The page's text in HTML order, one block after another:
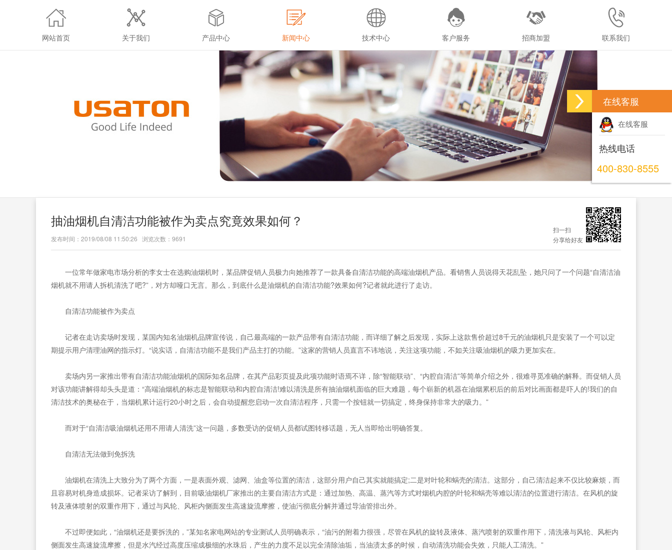
网站首页 关于我们 产品中心 新闻中心 技术中心 客户服务 招商加盟 联系我们
抽油烟机自清洁功能被作为卖点究竟效果如何？
发布时间：2019/08/08 11:50:26 浏览次数：9691
扫一扫
分享给好友
一位常年做家电市场分析的李女士在选购油烟机时，某品牌促销人员极力向她推荐了一款具备自清洁功能的高端油烟机产品。看销售人员说得天花乱坠，她只问了一个问题“自清洁油
烟机就不用请人拆机清洗了吧?”，对方却哑口无言。那么，到底什么是油烟机的自清洁功能?效果如何?记者就此进行了走访。
自清洁功能被作为卖点
记者在走访卖场时发现，某国内知名油烟机品牌宣传说，自己最高端的一款产品带有自清洁功能，而详细了解之后发现，实际上这款售价超过8千元的油烟机只是安装了一个可以定
期提示用户清理油网的指示灯。“说实话，自清洁功能不是我们产品主打的功能。”这家的营销人员直言不讳地说，关注这项功能，不如关注吸油烟机的吸力更加实在。
卖场内另一家推出带有自清洁功能油烟机的国际知名品牌，在其产品彩页提及此项功能时语焉不详，除“智能联动”、“内腔自清洁”等简单介绍之外，很难寻觅准确的解释。而促销人员
对该功能讲解得却头头是道：“高端油烟机的标志是智能联动和内腔自清洁!难以清洗是所有抽油烟机面临的巨大难题，每个崭新的机器在油烟累积后的前后对比画面都是吓人的!我们的自
清洁技术的奥秘在于，当烟机累计运行20小时之后，会自动提醒您启动一次自清洁程序，只需一个按钮就一切搞定，终身保持非常大的吸力。”
而对于“自清洁吸油烟机还用不用请人清洗”这一问题，多数受访的促销人员都试图转移话题，无人当即给出明确答复。
自清洁无法做到免拆洗
油烟机在清洗上大致分为了两个方面，一是表面外观、滤网、油盒等位置的清洁，这部分用户自己其实就能搞定;二是对叶轮和蜗壳的清洁。这部分，自己清洁起来不仅比较麻烦，而
且容易对机身造成损坏。记者采访了解到，目前吸油烟机厂家推出的主要自清洁方式是：通过加热、高温、蒸汽等方式对烟机内腔的叶轮和蜗壳等难以清洁的位置进行清洁。在风机的旋
转及液体喷射的双重作用下，通过与风轮、风柜内侧面发生高速旋流摩擦，使油污彻底分解并通过导油管排出外。
不过即便如此，“油烟机还是要拆洗的，”某知名家电网站的专业测试人员明确表示，“油污的附着力很强，尽管在风机的旋转及液体、蒸汽喷射的双重作用下，清洗液与风轮、风柜内
侧面发生高速旋流摩擦，但是水汽经过高度压缩成极细的水珠后，产生的力度不足以完全清除油垢，当油渍太多的时候，自动清洗功能会失效，只能人工清洗。”
在线客服
在线客服
热线电话
400-830-8555